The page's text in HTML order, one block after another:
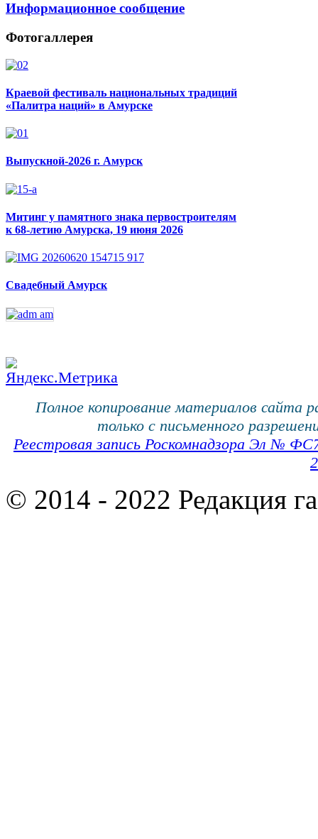
Информационное сообщение
Фотогаллерея
Краевой фестиваль национальных традиций
«Палитра наций» в Амурске
Выпускной-2026 г. Амурск
Митинг у памятного знака первостроителям
к 68-летию Амурска, 19 июня 2026
Свадебный Амурск
Полное копирование материалов сайта
только с письменного
Реестровая запись Роскомнадзора Эл №
© 2014 - 2022 Редакция